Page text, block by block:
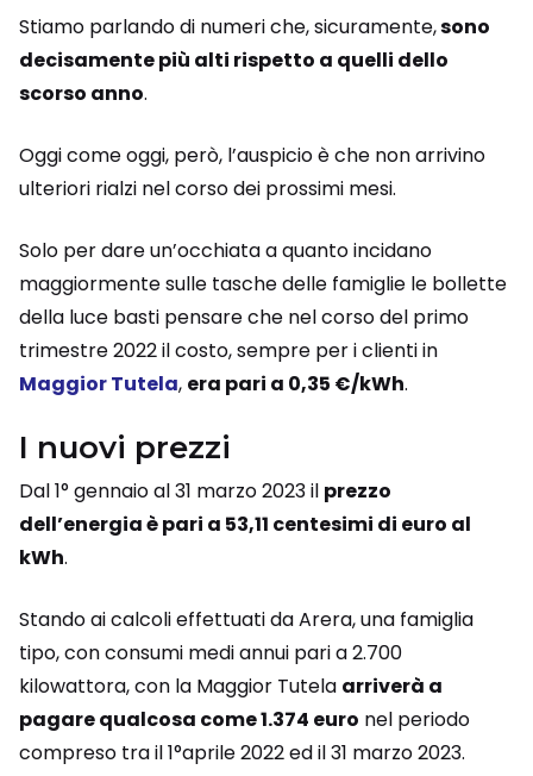
Stiamo parlando di numeri che, sicuramente,sono
decisamente più alti rispetto a quelli dello
scorso anno.
Oggi come oggi, però, l’auspicio è che non arrivino
ulteriori rialzi nel corso dei prossimi mesi.
Solo per dare un’occhiata a quanto incidano
maggiormente sulle tasche delle famiglie le bollette
della luce basti pensare che nel corso del primo
trimestre 2022 il costo, sempre per i clienti in
Maggior Tutela, era pari a 0,35 €/kWh.
I nuovi prezzi
Dal 1° gennaio al 31 marzo 2023 il prezzo
dell’energia è pari a 53,11 centesimi di euro al
kWh.
Stando ai calcoli effettuati da Arera, una famiglia
tipo, con consumi medi annui pari a 2.700
kilowattora, con la Maggior Tutela arriverà a
pagare qualcosa come 1.374 euro nel periodo
compreso tra il 1°aprile 2022 ed il 31 marzo 2023.